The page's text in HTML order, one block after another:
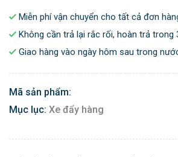
Miễn phí vận chuyển cho tất cả đơn
Không cần trả lại rắc rối, hoàn trả trong
Giao hàng vào ngày hôm sau trong
Mã sản phẩm:
Mục lục: Xe đẩy hàng